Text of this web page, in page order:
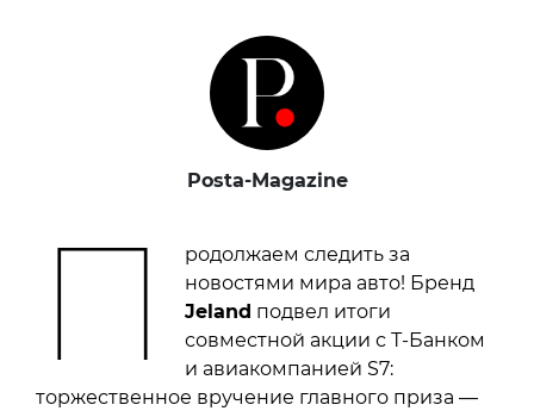
Posta-Magazine
П
родолжаем следить за
новостями мира авто! Бренд
Jeland подвел итоги
совместной акции с Т-Банком
и авиакомпанией S7:
торжественное вручение главного приза —